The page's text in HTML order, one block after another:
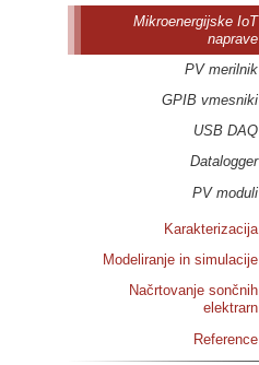
Mikroenergijske IoT
naprave
PV merilnik
GPIB vmesniki
USB DAQ
Datalogger
PV moduli
Karakterizacija
Modeliranje in simulacije
Načrtovanje sončnih
elektrarn
Reference